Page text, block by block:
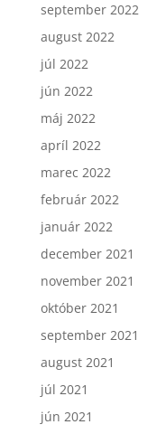
september 2022
august 2022
júl 2022
jún 2022
máj 2022
apríl 2022
marec 2022
február 2022
január 2022
december 2021
november 2021
október 2021
september 2021
august 2021
júl 2021
jún 2021